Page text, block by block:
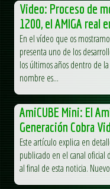
Video: Proceso de
1200, el AMIGA real
En el vídeo que os
presenta uno de los
los últimos años dentro de
nombre es...
AmiCUBE Mini: El
Generación Cobra
Este artículo explica en
publicado en el canal oficial
al final de esta noticia.